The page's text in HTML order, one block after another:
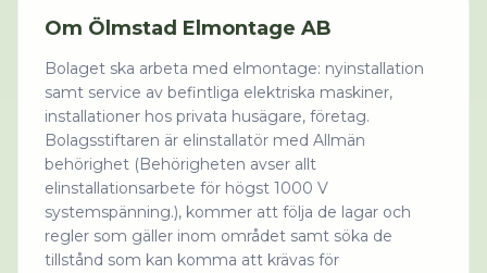
Om Ölmstad Elmontage AB
Bolaget ska arbeta med elmontage: nyinstallation
samt service av befintliga elektriska maskiner,
installationer hos privata husägare, företag.
Bolagsstiftaren är elinstallatör med Allmän
behörighet (Behörigheten avser allt
elinstallationsarbete för högst 1000 V
systemspänning.), kommer att följa de lagar och
regler som gäller inom området samt söka de
tillstånd som kan komma att krävas för